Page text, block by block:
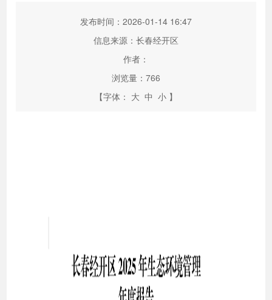
发布时间：2026-01-14 16:47
信息来源：长春经开区
作者：
浏览量： 766
【字体： 大 中 小 】